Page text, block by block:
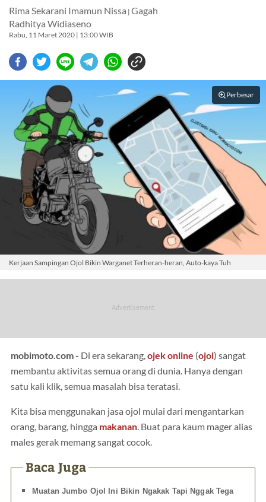
Rima Sekarani Imamun Nissa | Gagah
Radhitya Widiaseno
Rabu, 11 Maret 2020 | 13:00 WIB
Perbesar
Kerjaan Sampingan Ojol Bikin Warganet Terheran-heran, Auto-kaya Tuh
mobimoto.com - Di era sekarang,ojek online (ojol) sangat
membantu aktivitas semua orang di dunia. Hanya dengan
satu kali klik, semua masalah bisa teratasi.
Kita bisa menggunakan jasa ojol mulai dari mengantarkan
orang, barang, hingga makanan . Buat para kaum mager alias
males gerak memang sangat cocok.
Baca Juga
Muatan Jumbo Ojol Ini Bikin Ngakak Tapi Nggak Tega